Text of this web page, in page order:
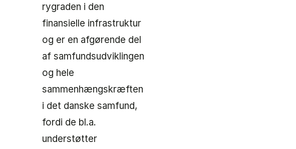
rygraden i den
finansielle infrastruktur
og er en afgørende del
af samfundsudviklingen
og hele
sammenhængskræften
i det danske samfund,
fordi de bl.a.
understøtter